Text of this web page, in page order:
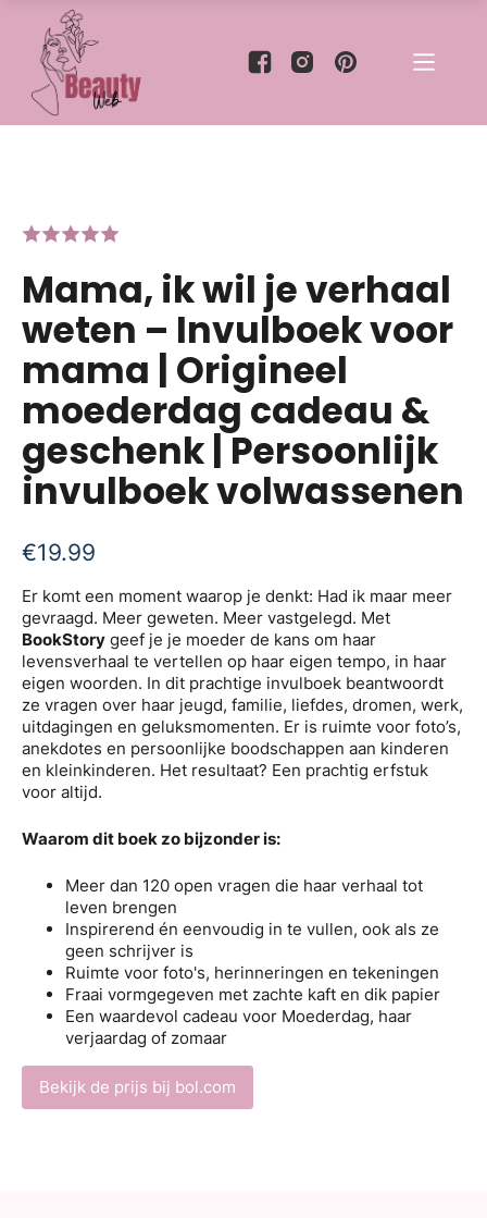
Mama, ik wil je verhaal
weten – Invulboek voor
mama | Origineel
moederdag cadeau &
geschenk | Persoonlijk
invulboek volwassenen
€19.99
Er komt een moment waarop je denkt: Had ik maar meer
gevraagd. Meer geweten. Meer vastgelegd. Met
BookStory geef je je moeder de kans om haar
levensverhaal te vertellen op haar eigen tempo, in haar
eigen woorden. In dit prachtige invulboek beantwoordt
ze vragen over haar jeugd, familie, liefdes, dromen, werk,
uitdagingen en geluksmomenten. Er is ruimte voor foto’s,
anekdotes en persoonlijke boodschappen aan kinderen
en kleinkinderen. Het resultaat? Een prachtig erfstuk
voor altijd.
Waarom dit boek zo bijzonder is:
Meer dan 120 open vragen die haar verhaal tot
leven brengen
Inspirerend én eenvoudig in te vullen, ook als ze
geen schrijver is
Ruimte voor foto's, herinneringen en tekeningen
Fraai vormgegeven met zachte kaft en dik papier
Een waardevol cadeau voor Moederdag, haar
verjaardag of zomaar
Bekijk de prijs bij bol.com